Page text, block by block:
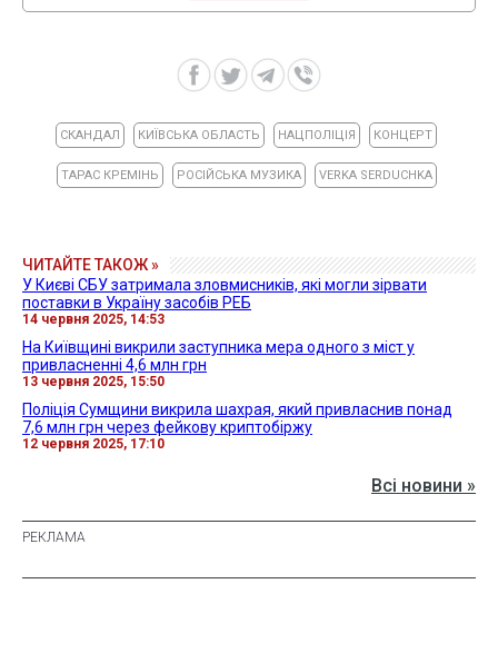
СКАНДАЛ КИЇВСЬКА ОБЛАСТЬ НАЦПОЛІЦІЯ КОНЦЕРТ
ТАРАС КРЕМІНЬ РОСІЙСЬКА МУЗИКА VERKA SERDUCHKA
ЧИТАЙТЕ ТАКОЖ »
У Києві СБУ затримала зловмисників, які могли зірвати
поставки в Україну засобів РЕБ
14 червня 2025, 14:53
На Київщині викрили заступника мера одного з міст у
привласненні 4,6 млн грн
13 червня 2025, 15:50
Поліція Сумщини викрила шахрая, який привласнив понад
7,6 млн грн через фейкову криптобіржу
12 червня 2025, 17:10
Всі новини »